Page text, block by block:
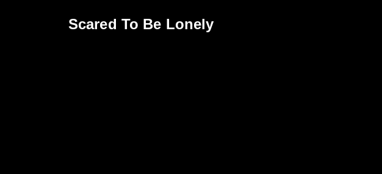
Scared To Be Lonely